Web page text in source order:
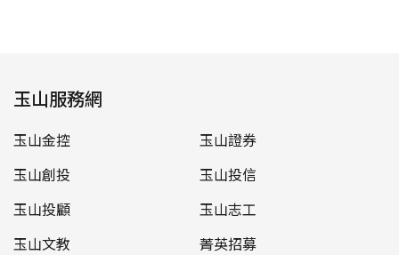
玉山服務網
玉山金控
玉山證券
玉山創投
玉山投信
玉山投顧
玉山志工
玉山文教
菁英招募